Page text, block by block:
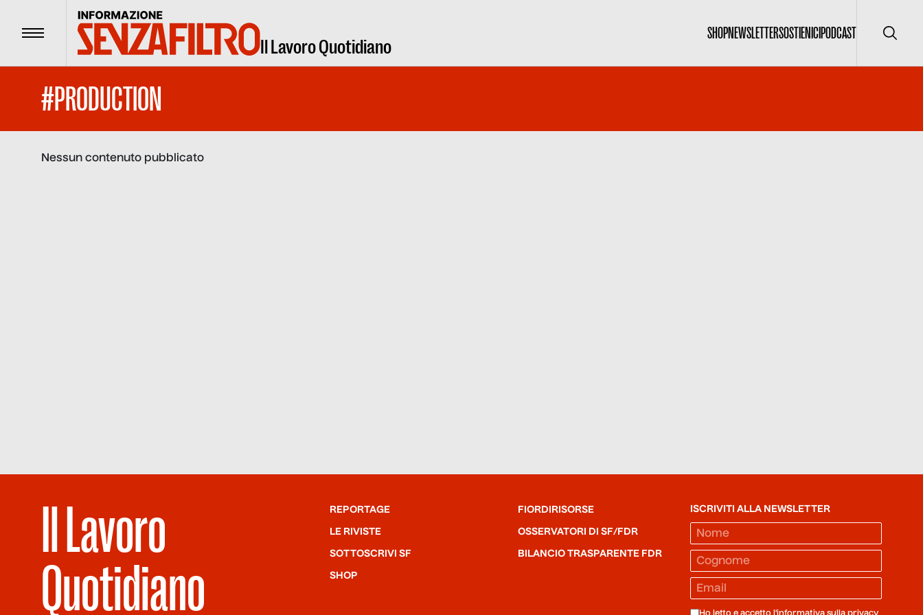
Menu Il Lavoro Quotidiano
SHOPNEWSLETTERSOSTIENICIPODCAST Cerca
#PRODUCTION
Nessun contenuto pubblicato
Il Lavoro
Quotidiano
REPORTAGE
LE RIVISTE
SOTTOSCRIVI SF
SHOP
FIORDIRISORSE
OSSERVATORI DI SF/FDR
BILANCIO TRASPARENTE FDR
ISCRIVITI ALLA NEWSLETTER